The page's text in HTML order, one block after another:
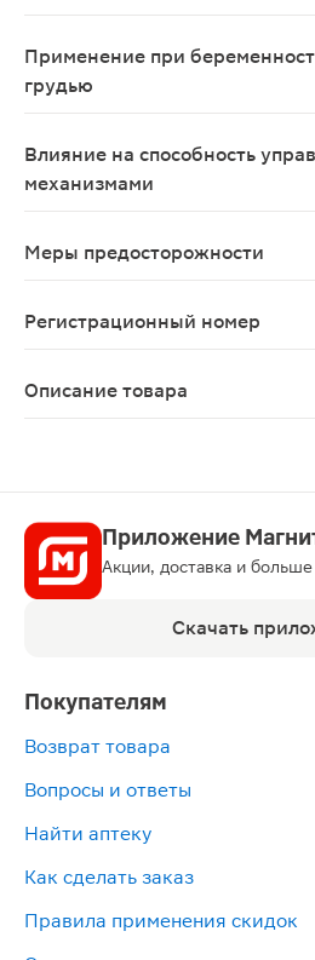
Применение при
грудью
Влияние на способность
механизмами
Меры предосторожности
Регистрационный номер
Описание товара
Приложение
Акции, доставка и
Скачать
Покупателям
Возврат товара
Вопросы и ответы
Найти аптеку
Как сделать заказ
Правила применения скидок